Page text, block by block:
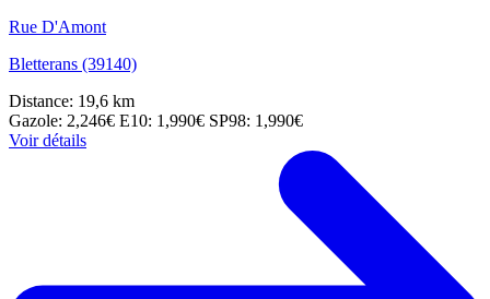
Rue D'Amont
Bletterans (39140)
Distance: 19,6 km
Gazole: 2,246€ E10: 1,990€ SP98: 1,990€
Voir détails